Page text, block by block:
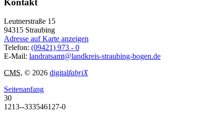
Kontakt
Leutnerstraße 15
94315 Straubing
Adresse auf Karte anzeigen
Telefon: (09421) 973 - 0
E-Mail: landratsamt@landkreis-straubing-bogen.de
CMS, © 2026 digitalfabriX
Seitenanfang
30
1213--333546127-0